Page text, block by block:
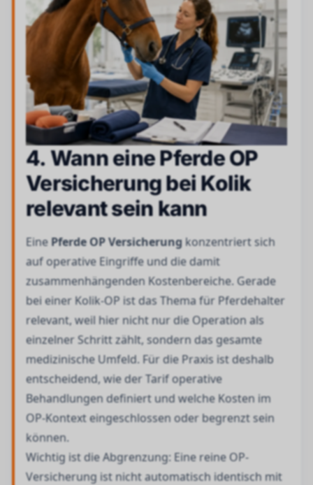
4. Wann eine Pferde OP
Versicherung bei Kolik
relevant sein kann
EinePferde OP Versicherungkonzentriert sich
auf operative Eingriffe und die damit
zusammenhängenden Kostenbereiche. Gerade
bei einer Kolik-OP ist das Thema für Pferdehalter
relevant, weil hier nicht nur die Operation als
einzelner Schritt zählt, sondern das gesamte
medizinische Umfeld. Für die Praxis ist deshalb
entscheidend, wie der Tarif operative
Behandlungen definiert und welche Kosten im
OP-Kontext eingeschlossen oder begrenzt sein
können.
Wichtig ist die Abgrenzung: Eine reine OP-
Versicherung ist nicht automatisch identisch mit